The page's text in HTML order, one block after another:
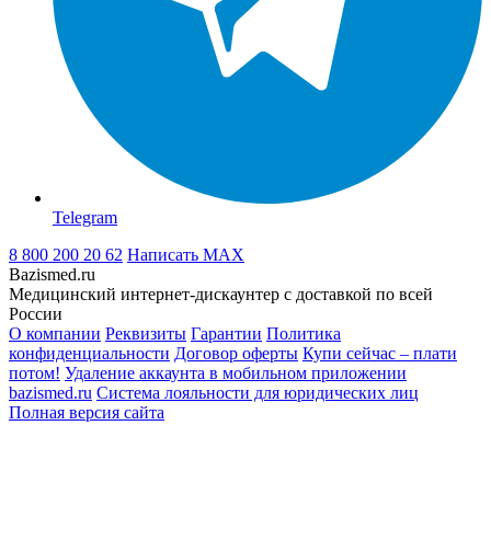
Telegram
8 800 200 20 62 Написать MAX
Bazismed.ru
Медицинский интернет-дискаунтер с доставкой по всей
России
О компании Реквизиты Гарантии Политика
конфиденциальности Договор оферты Купи сейчас – плати
потом! Удаление аккаунта в мобильном приложении
bazismed.ru Система лояльности для юридических лиц
Полная версия сайта